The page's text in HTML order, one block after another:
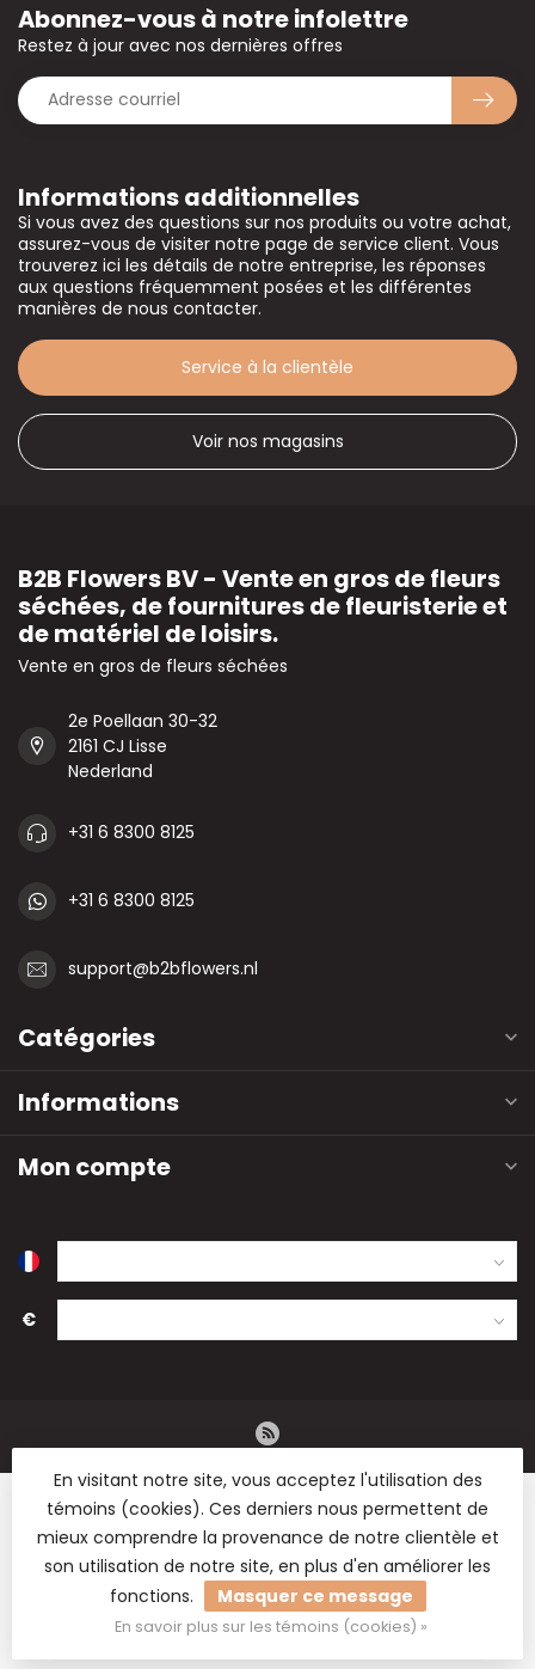
Informations additionnelles
Si vous avez des questions sur nos produits ou votre achat,
assurez-vous de visiter notre page de service client. Vous
trouverez ici les détails de notre entreprise, les réponses
aux questions fréquemment posées et les différentes
manières de nous contacter.
Service à la clientèle
Voir nos magasins
Abonnez-vous à notre infolettre
Restez à jour avec nos dernières offres
B2B Flowers BV - Vente en gros de fleurs
séchées, de fournitures de fleuristerie et
de matériel de loisirs.
Vente en gros de fleurs séchées
2e Poellaan 30-32
2161 CJ Lisse
Nederland
+31 6 8300 8125
+31 6 8300 8125
support@b2bflowers.nl
Catégories
Informations
Mon compte
€
© Copyright 2026 B2B Flowers BV - Vente en gros de fleurs
séchées, de fournitures de fleuristerie et de matériel de
loisirs.
En visitant notre site, vous acceptez l'utilisation des
témoins (cookies). Ces derniers nous permettent de
mieux comprendre la provenance de notre clientèle et
son utilisation de notre site, en plus d'en améliorer les
fonctions.
Masquer ce message
En savoir plus sur les témoins (cookies) »